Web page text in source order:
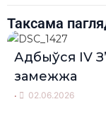
Таксама
Адбыўся IV
замежжа
• 02.06.2026